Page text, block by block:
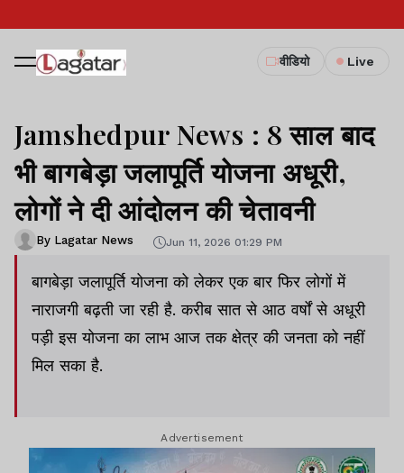
वीडियो Live
Jamshedpur News : 8 साल बाद
भी बागबेड़ा जलापूर्ति योजना अधूरी,
लोगों ने दी आंदोलन की चेतावनी
By Lagatar News Jun 11, 2026 01:29 PM
बागबेड़ा जलापूर्ति योजना को लेकर एक बार फिर लोगों में
नाराजगी बढ़ती जा रही है. करीब सात से आठ वर्षों से अधूरी
पड़ी इस योजना का लाभ आज तक क्षेत्र की जनता को नहीं
मिल सका है.
Advertisement